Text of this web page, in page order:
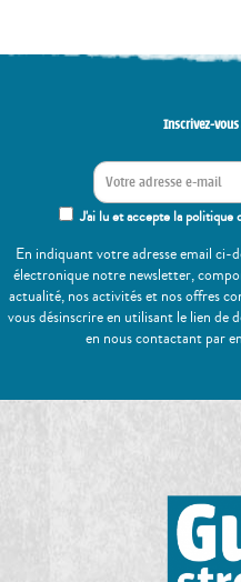
Inscrivez-
J'ai lu et accepte la
En indiquant votre adresse email ci-
électronique notre newsletter,
actualité, nos activités et nos offres
vous désinscrire en utilisant le lien de
en nous contactant par